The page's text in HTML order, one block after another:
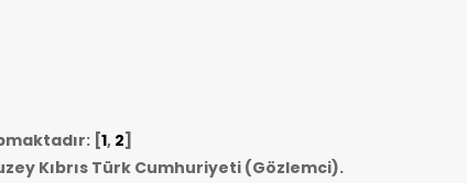
[1, 2]
Kıbrıs Türk Cumhuriyeti (Gözlemci).